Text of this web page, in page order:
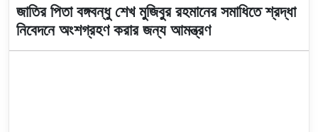
জাতির পিতা বঙ্গবন্ধু শেখ মুজিবুর রহমানের সমাধিতে শ্রদ্ধা
নিবেদনে অংশগ্রহণ করার জন্য আমন্ত্রণ